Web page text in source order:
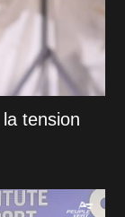
tension